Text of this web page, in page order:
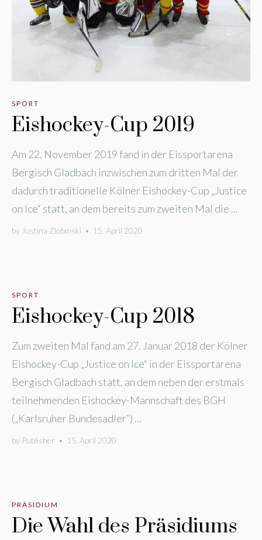
SPORT
Eishockey-Cup 2019
Am 22. November 2019 fand in der Eissportarena
Bergisch Gladbach inzwischen zum dritten Mal der
dadurch traditionelle Kölner Eishockey-Cup „Justice
on Ice“ statt, an dem bereits zum zweiten Mal die ...
by Justina Zlobinski • 15. April 2020
SPORT
Eishockey-Cup 2018
Zum zweiten Mal fand am 27. Januar 2018 der Kölner
Eishockey-Cup „Justice on Ice“ in der Eissportarena
Bergisch Gladbach statt, an dem neben der erstmals
teilnehmenden Eishockey-Mannschaft des BGH
(„Karlsruher Bundesadler“) ...
by Publisher • 15. April 2020
PRÄSIDIUM
Die Wahl des Präsidiums